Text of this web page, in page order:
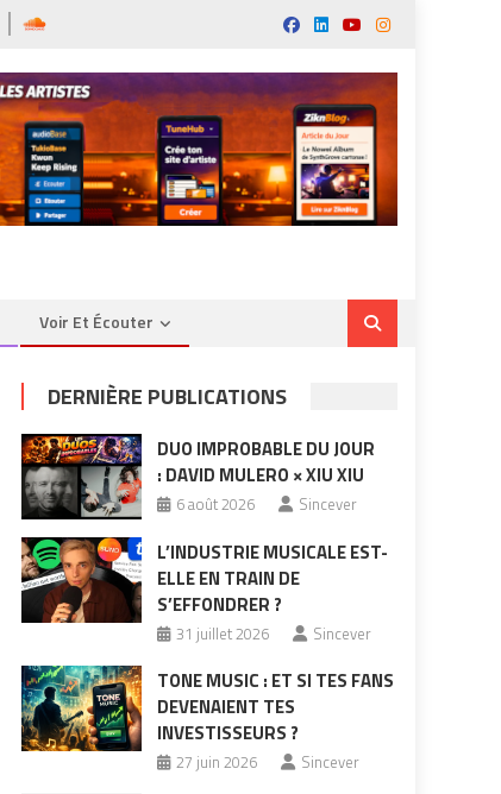
Voir Et Écouter
DERNIÈRE PUBLICATIONS
DUO IMPROBABLE DU JOUR
: DAVID MULERO × XIU XIU
6 août 2026 Sincever
L’INDUSTRIE MUSICALE EST-
ELLE EN TRAIN DE
S’EFFONDRER ?
31 juillet 2026 Sincever
TONE MUSIC : ET SI TES FANS
DEVENAIENT TES
INVESTISSEURS ?
27 juin 2026 Sincever